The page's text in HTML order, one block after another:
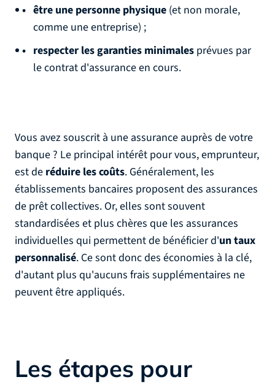
être une personne physique (et non morale,
comme une entreprise) ;
respecter les garanties minimales prévues par
le contrat d'assurance en cours.
Vous avez souscrit à une assurance auprès de votre
banque ? Le principal intérêt pour vous, emprunteur,
est de réduire les coûts. Généralement, les
établissements bancaires proposent des assurances
de prêt collectives. Or, elles sont souvent
standardisées et plus chères que les assurances
individuelles qui permettent de bénéficier d'un taux
personnalisé. Ce sont donc des économies à la clé,
d'autant plus qu'aucuns frais supplémentaires ne
peuvent être appliqués.
Les étapes pour